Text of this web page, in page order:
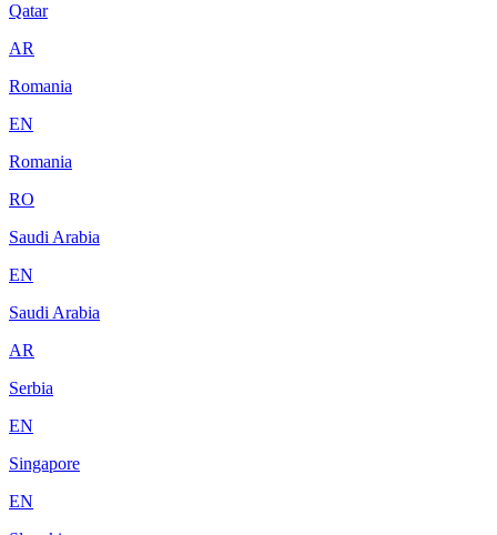
Qatar
AR
Romania
EN
Romania
RO
Saudi Arabia
EN
Saudi Arabia
AR
Serbia
EN
Singapore
EN